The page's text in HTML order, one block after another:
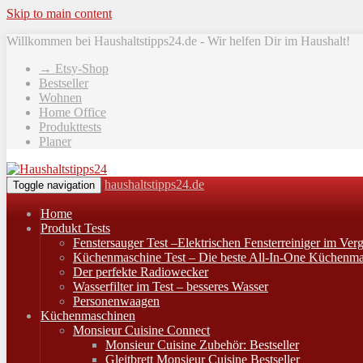
Skip to main content
Willkommen bei Haushaltstipps24.de - Wir helfen Dir im Haushalt!
→ Etsy-Shop
Bestseller
Wohnen
Home Office
Produkttests
Planer
Toggle navigation haushaltstipps24.de
Home
Produkt Tests
Fenstersauger Test –Elektrischen Fensterreiniger im
Küchenmaschine Test – Die beste All-In-One
Der perfekte Radiowecker
Wasserfilter im Test – besseres Wasser
Personenwaagen
Küchenmaschinen
Monsieur Cuisine Connect
Monsieur Cuisine Zubehör: Bestseller
Gleitbrett Monsieur Cuisine Bestseller